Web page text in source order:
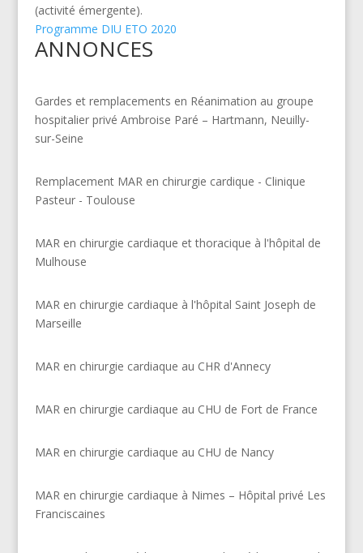
(activité émergente).
Programme DIU ETO 2020
ANNONCES
Gardes et remplacements en Réanimation au groupe
hospitalier privé Ambroise Paré – Hartmann, Neuilly-
sur-Seine
Remplacement MAR en chirurgie cardique - Clinique
Pasteur - Toulouse
MAR en chirurgie cardiaque et thoracique à l'hôpital de
Mulhouse
MAR en chirurgie cardiaque à l'hôpital Saint Joseph de
Marseille
MAR en chirurgie cardiaque au CHR d'Annecy
MAR en chirurgie cardiaque au CHU de Fort de France
MAR en chirurgie cardiaque au CHU de Nancy
MAR en chirurgie cardiaque à Nimes – Hôpital privé Les
Franciscaines